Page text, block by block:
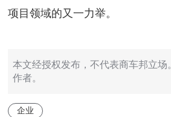
项目领域的又一力举。
本文经授权发布，不代表商车邦立场
作者。
企业